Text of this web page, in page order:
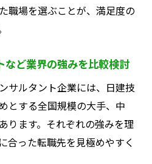
される建設コンサルタント
役立つ建設コンサルタン
トの強みを地域社会に活
タントの実例に学ぶ成長
職場を選ぶことが、満足度の
など業界の強みを比較検討
サルタント企業には、日建技
とする全国規模の大手、中
ります。それぞれの強みを理
合った転職先を見極めやすく